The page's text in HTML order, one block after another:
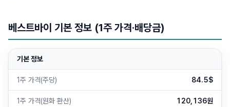
베스트바이 기본 정보 (1주 가격·배당금)
기본 정보
1주 가격(주당) 84.5$
1주 가격(원화 환산) 120,136원